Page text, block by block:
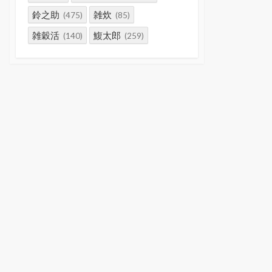
鈴之助 (475) 雑炊 (85)
雑穀活 (140) 鰒太郎 (259)